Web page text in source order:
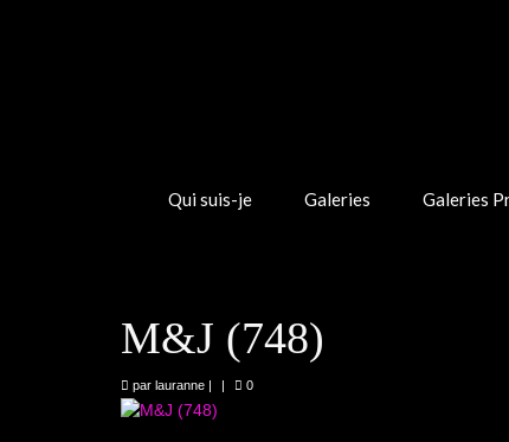
Qui suis-je Galeries Galeries
M&J (748)
par lauranne | | 0